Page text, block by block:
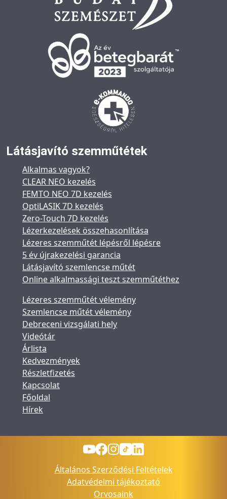
Látásjavító szemműtétek
Alkalmas vagyok?
CLEAR NEO kezelés
FEMTO NEO 7D kezelés
OptiLASIK 7D kezelés
Zero-Touch 7D kezelés
Lézerkezelések összehasonlítása
Lézeres szemműtét lépésről lépésre
5 év újrakezelési garancia
Látásjavító szemlencse műtét
Online alkalmassági teszt szemműtéthez
Lézeres szemműtét vélemény
Szemlencse műtét vélemény
Debreceni vizsgálati hely
Videótár
Árlista
Kedvezmények
Részletfizetés
Kapcsolat
Főoldal
Hírek
Általános Szerződési Feltételek
Adatvédelmi tájékoztató
Orvosaink